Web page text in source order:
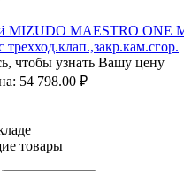
MIZUDO MAESTRO ONE
трехход.клап.,закр.кам.сгор.
чтобы узнать Вашу цену
54 798.00 ₽
товары